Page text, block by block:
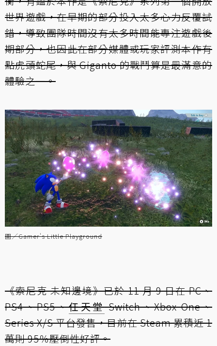
世界遊戲，在早期的部分投入太多心力反覆試
錯，導致團隊時間沒有太多時間能專注遊戲後
期部分，也因此在部分媒體或玩家評測本作有
點虎頭蛇尾，與 Giganto 的戰鬥算是最滿意的
體驗之一。
圖／Gamer's Little Playground
《索尼克 未知邊境》已於 11 月 9 日在 PC、
PS4、PS5、任天堂Switch、Xbox One、
Series X/S 平台發售，目前在 Steam 累積近 1
萬則 95％壓倒性好評。